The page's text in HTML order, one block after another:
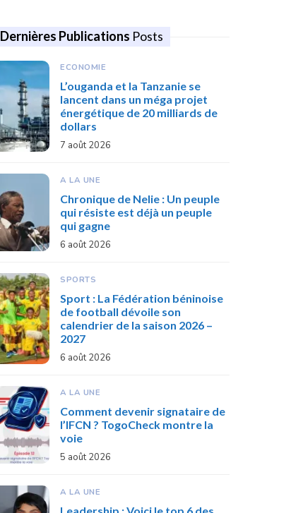
Dernières Publications Posts
ECONOMIE
L’ouganda et la Tanzanie se
lancent dans un méga projet
énergétique de 20 milliards de
dollars
7 août 2026
A LA UNE
Chronique de Nelie : Un peuple
qui résiste est déjà un peuple
qui gagne
6 août 2026
SPORTS
Sport : La Fédération béninoise
de football dévoile son
calendrier de la saison 2026 –
2027
6 août 2026
A LA UNE
Comment devenir signataire de
l’IFCN ? TogoCheck montre la
voie
5 août 2026
A LA UNE